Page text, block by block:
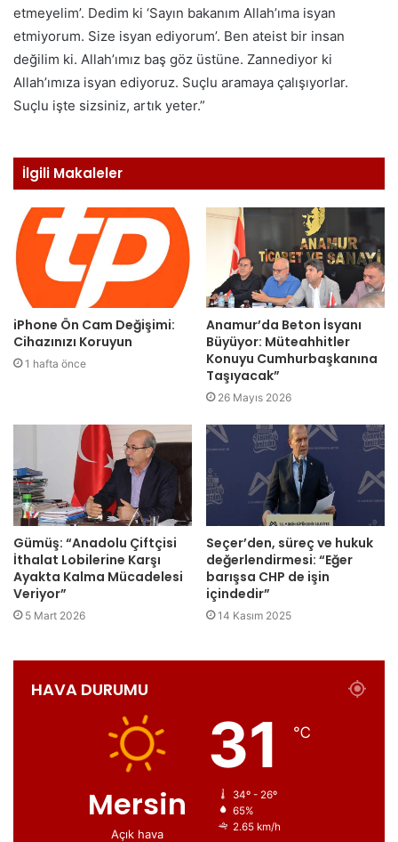
etmeyelim’. Dedim ki ‘Sayın bakanım Allah’ıma isyan
etmiyorum. Size isyan ediyorum’. Ben ateist bir insan
değilim ki. Allah’ımız baş göz üstüne. Zannediyor ki
Allah’ımıza isyan ediyoruz. Suçlu aramaya çalışıyorlar.
Suçlu işte sizsiniz, artık yeter.”
İlgili Makaleler
iPhone Ön Cam Değişimi:
Cihazınızı Koruyun
1 hafta önce
Anamur’da Beton İsyanı
Büyüyor: Müteahhitler
Konuyu Cumhurbaşkanına
Taşıyacak”
26 Mayıs 2026
Gümüş: “Anadolu Çiftçisi
İthalat Lobilerine Karşı
Ayakta Kalma Mücadelesi
Veriyor”
5 Mart 2026
Seçer’den, süreç ve hukuk
değerlendirmesi: “Eğer
barışsa CHP de işin
içindedir”
14 Kasım 2025
HAVA DURUMU
Mersin
Açık hava
31 ℃
34º - 26º
65%
2.65 km/h